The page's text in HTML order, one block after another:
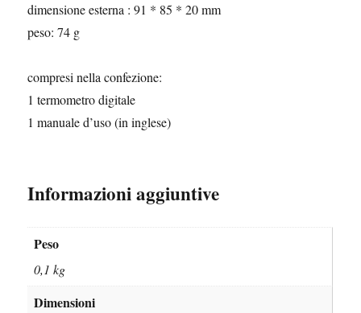
dimensione esterna : 91 * 85 * 20 mm
peso: 74 g
compresi nella confezione:
1 termometro digitale
1 manuale d’uso (in inglese)
Informazioni aggiuntive
Peso
0,1 kg
Dimensioni